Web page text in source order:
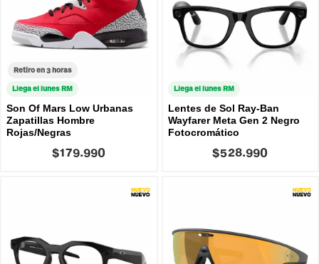
Retiro en 3 horas
Llega el lunes RM
Son Of Mars Low Urbanas
Zapatillas Hombre
Rojas/Negras
$179.990
Llega el lunes RM
Lentes de Sol Ray-Ban
Wayfarer Meta Gen 2 Negro
Fotocromático
$528.990